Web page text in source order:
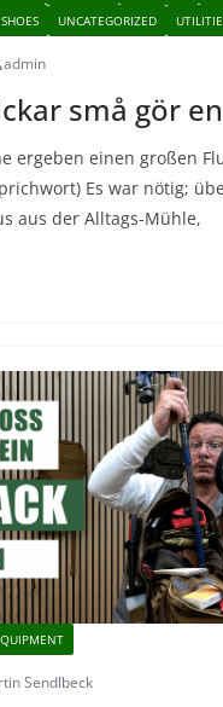
SHOES UNCATEGORIZED
admin
små gör
ergeben einen großen
Es war nötig;
aus der Alltags-Mühle,
Sendlbeck